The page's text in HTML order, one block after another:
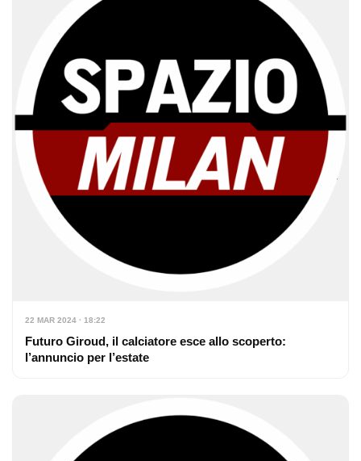
22 MAR 2024 · 18:22
Futuro Giroud, il calciatore esce allo scoperto:
l’annuncio per l’estate